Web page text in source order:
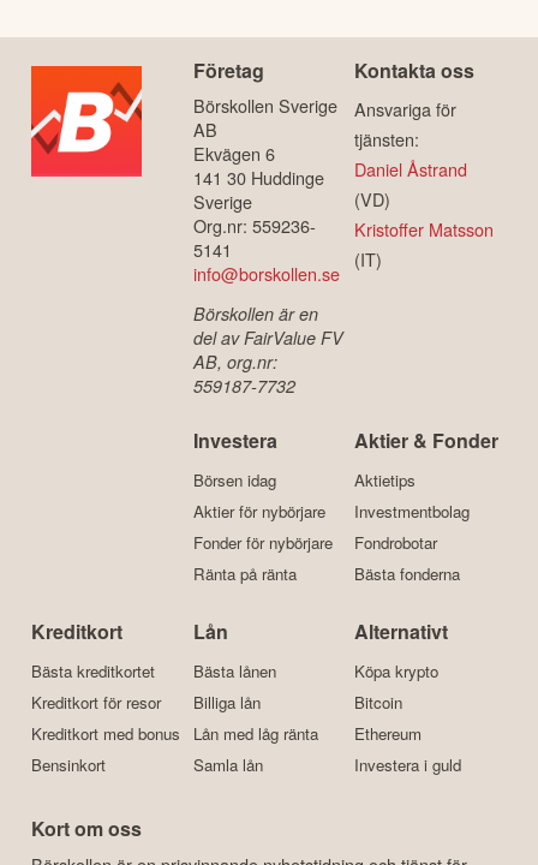
Företag
Börskollen Sverige
AB
Ekvägen 6
141 30 Huddinge
Sverige
Org.nr: 559236-
5141
info@borskollen.se
Börskollen är en
del av FairValue FV
AB, org.nr:
559187-7732
Kontakta oss
Ansvariga för
tjänsten:
Daniel Åstrand
(VD)
Kristoffer Matsson
(IT)
Investera
Börsen idag
Aktier för nybörjare
Fonder för nybörjare
Ränta på ränta
Aktier & Fonder
Aktietips
Investmentbolag
Fondrobotar
Bästa fonderna
Kreditkort
Bästa kreditkortet
Kreditkort för resor
Kreditkort med bonus
Bensinkort
Lån
Bästa lånen
Billiga lån
Lån med låg ränta
Samla lån
Alternativt
Köpa krypto
Bitcoin
Ethereum
Investera i guld
Kort om oss